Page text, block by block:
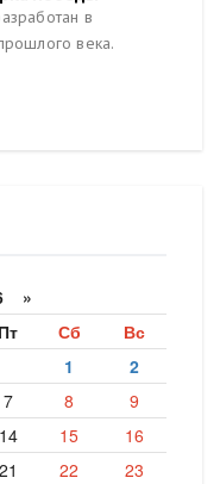
в
века.
»
Пт Сб
Вс
1
2
7 8
9
14 15
16
21 22
23